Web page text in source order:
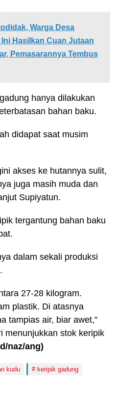
Warga Desa
Hasilkan Cuan Jutaan
Pemasarannya Tembus
hanya dilakukan
bahan baku.
didapat saat musim
akses ke hutannya sulit,
juga masih muda dan
Supiyatun.
tergantung bahan baku
dalam sekali produksi
27-28 kilogram.
plastik. Di atasnya
tampias air, biar awet,”
menunjukkan stok keripik
/naz/ang)
kudu
keripik gadung